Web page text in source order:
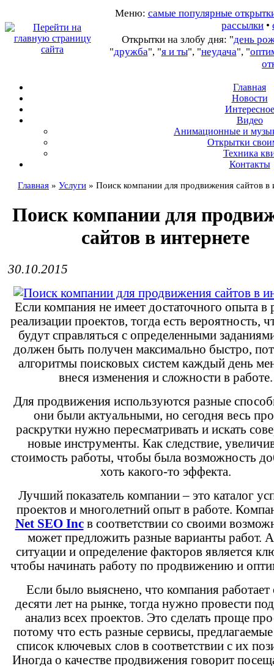
Меню: самые популярные
рассылки •
Открытки на злобу дня: "день
"дружба", "я и ты", "неудача", "
Главная
Новости
Интересное
Видео
Анимационные и
Открытки
Техника
Контакты
Главная » Услуги » Поиск компании для продвижения сайтов в
Поиск компании для
сайтов в интернете
30.10.2015
Если компания не имеет достаточного опыта в
реализации проектов, тогда есть вероятность,
будут справляться с определенными
должен быть получен максимально быстро,
алгоритмы поисковых систем каждый день
внеся изменения и сложности в работе.
Для продвижения используются разные
они были актуальными, но сегодня весь
раскрутки нужно пересматривать и искать
новые инструменты. Как следствие,
стоимость работы, чтобы была возможность
хоть какого-то эффекта.
Лучший показатель компании – это каталог
проектов и многолетний опыт в работе.
Net SEO Incв соответствии со своими
может предложить разные варианты работ.
ситуации и определение факторов является
чтобы начинать работу по продвижению и
Если было выяснено, что компания работает
десяти лет на рынке, тогда нужно провести
анализ всех проектов. Это сделать проще
потому что есть разные сервисы,
список ключевых слов в соответствии с их
Иногда о качестве продвижения говорит